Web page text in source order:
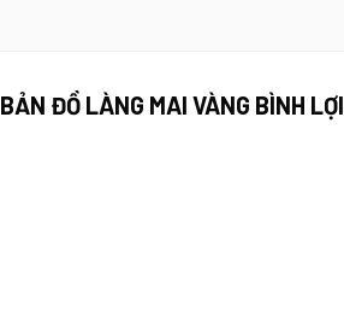
BẢN ĐỒ LÀNG MAI VÀNG BÌNH LỢI